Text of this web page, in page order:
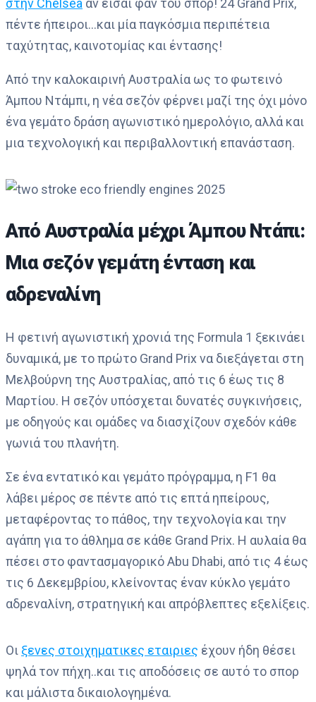
στην Chelsea αν είσαι φαν του σπορ! 24 Grand Prix,
πέντε ήπειροι…και μία παγκόσμια περιπέτεια
ταχύτητας, καινοτομίας και έντασης!
Από την καλοκαιρινή Αυστραλία ως το φωτεινό
Άμπου Ντάμπι, η νέα σεζόν φέρνει μαζί της όχι μόνο
ένα γεμάτο δράση αγωνιστικό ημερολόγιο, αλλά και
μια τεχνολογική και περιβαλλοντική επανάσταση.
Από Αυστραλία μέχρι Άμπου Ντάπι:
Μια σεζόν γεμάτη ένταση και
αδρεναλίνη
Η φετινή αγωνιστική χρονιά της Formula 1 ξεκινάει
δυναμικά, με το πρώτο Grand Prix να διεξάγεται στη
Μελβούρνη της Αυστραλίας, από τις 6 έως τις 8
Μαρτίου. Η σεζόν υπόσχεται δυνατές συγκινήσεις,
με οδηγούς και ομάδες να διασχίζουν σχεδόν κάθε
γωνιά του πλανήτη.
Σε ένα εντατικό και γεμάτο πρόγραμμα, η F1 θα
λάβει μέρος σε πέντε από τις επτά ηπείρους,
μεταφέροντας το πάθος, την τεχνολογία και την
αγάπη για το άθλημα σε κάθε Grand Prix. Η αυλαία θα
πέσει στο φαντασμαγορικό Abu Dhabi, από τις 4 έως
τις 6 Δεκεμβρίου, κλείνοντας έναν κύκλο γεμάτο
αδρεναλίνη, στρατηγική και απρόβλεπτες εξελίξεις.
Οι ξενες στοιχηματικες εταιριες έχουν ήδη θέσει
ψηλά τον πήχη..και τις αποδόσεις σε αυτό το σπορ
και μάλιστα δικαιολογημένα.